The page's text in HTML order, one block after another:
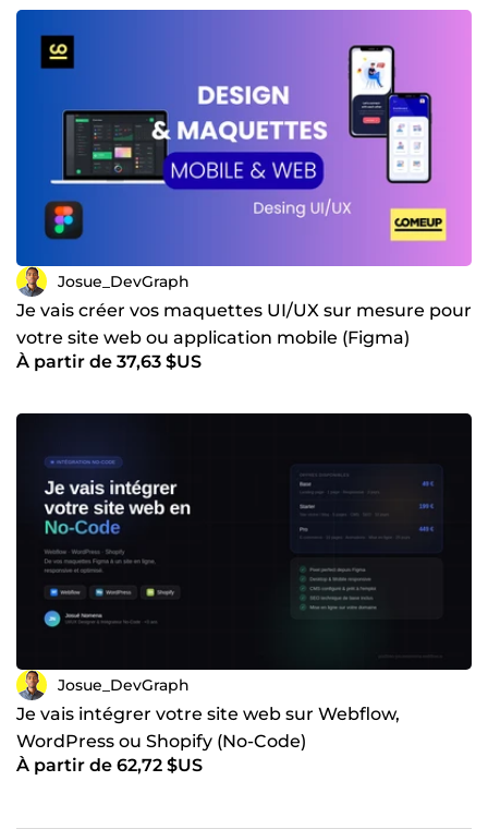
Josue_DevGraph
Je vais créer vos maquettes UI/UX sur mesure pour
votre site web ou application mobile (Figma)
À partir de 37,63 $US
Josue_DevGraph
Je vais intégrer votre site web sur Webflow,
WordPress ou Shopify (No-Code)
À partir de 62,72 $US